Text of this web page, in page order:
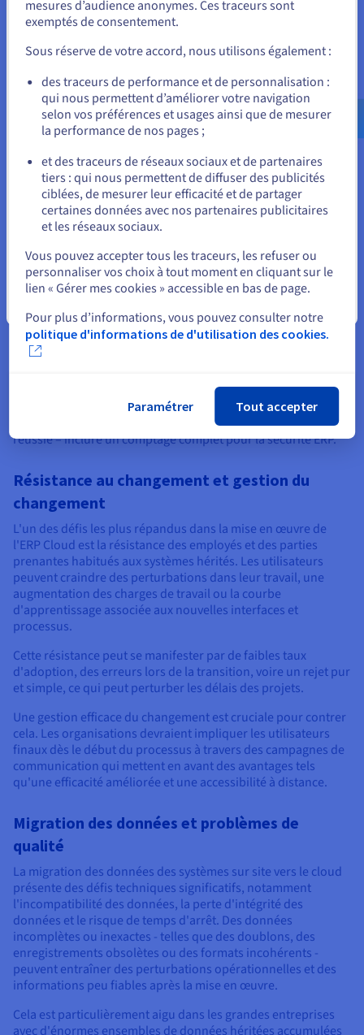
normes de l'industrie pour garantir la protection des
données. Les structures de coûts, y compris les frais cachés,
doivent être examinées. La fiabilité du fournisseur, la qualité
du support et la formation des utilisateurs sont également
essentielles. Enfin, envisagez les options de personnalisation
pour s'adapter aux flux de travail uniques. Une diligence
raisonnable approfondie garantit une mise en œuvre réussie.
Défis de mise en œuvre de l'ERP
Cloud
La mise en œuvre d'un système ERP Cloud, tout en offrant des
avantages significatifs, n'est pas sans ses obstacles. Les
organisations rencontrent souvent une gamme d'obstacles
qui peuvent compliquer la transition des systèmes
traditionnels vers des plateformes basées sur le cloud.
Ces défis couvrent des domaines techniques,
organisationnels et financiers, nécessitant une planification
minutieuse et une atténuation stratégique pour garantir un
aborder de manière proactive peut prévenir des retards
coûteux, des problèmes de données et une résistance des
utilisateurs, conduisant finalement à une adoption plus
réussie – inclure un comptage complet pour la sécurité ERP.
Résistance au changement et gestion du
changement
L'un des défis les plus répandus dans la mise en œuvre de
l'ERP Cloud est la résistance des employés et des parties
prenantes habitués aux systèmes hérités. Les utilisateurs
peuvent craindre des perturbations dans leur travail, une
augmentation des charges de travail ou la courbe
d'apprentissage associée aux nouvelles interfaces et
processus.
Cette résistance peut se manifester par de faibles taux
d'adoption, des erreurs lors de la transition, voire un rejet pur
et simple, ce qui peut perturber les délais des projets.
Une gestion efficace du changement est cruciale pour contrer
cela. Les organisations devraient impliquer les utilisateurs
finaux dès le début du processus à travers des campagnes de
communication qui mettent en avant des avantages tels
qu'une efficacité améliorée et une accessibilité à distance.
Migration des données et problèmes de
qualité
La migration des données des systèmes sur site vers le cloud
présente des défis techniques significatifs, notamment
l'incompatibilité des données, la perte d'intégrité des
données et le risque de temps d'arrêt. Des données
incomplètes ou inexactes - telles que des doublons, des
enregistrements obsolètes ou des formats incohérents -
peuvent entraîner des perturbations opérationnelles et des
informations peu fiables après la mise en œuvre.
Cela est particulièrement aigu dans les grandes entreprises
avec d'énormes ensembles de données héritées accumulées
Pour commander, rendez-vous sur le site de votre pays (États-
Allez sur le site États-Unis
us.ovhcloud.com/
Anglais USD - $
ou
Rester sur le site actuel
Sélectionner un autre site web
mesures d’audience anonymes. Ces traceurs sont
exemptés de consentement.
Sous réserve de votre accord, nous utilisons également :
des traceurs de performance et de personnalisation :
qui nous permettent d’améliorer votre navigation
selon vos préférences et usages ainsi que de mesurer
la performance de nos pages ;
et des traceurs de réseaux sociaux et de partenaires
tiers : qui nous permettent de diffuser des publicités
ciblées, de mesurer leur efficacité et de partager
certaines données avec nos partenaires publicitaires
et les réseaux sociaux.
Vous pouvez accepter tous les traceurs, les refuser ou
personnaliser vos choix à tout moment en cliquant sur le
lien « Gérer mes cookies » accessible en bas de page.
Pour plus d’informations, vous pouvez consulter notre
politique d'informations de d'utilisation des cookies.
Paramétrer Tout accepter